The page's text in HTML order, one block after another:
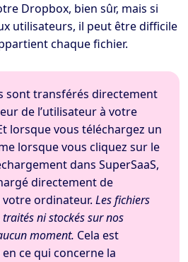
Dropbox, bien sûr, mais si
utilisateurs, il peut être difficile
chaque fichier.
sont transférés directement
de l’utilisateur à votre
lorsque vous téléchargez un
lorsque vous cliquez sur le
dans SuperSaaS,
directement de
votre ordinateur.Les fichiers
ni stockés sur nos
moment. Cela est
ce qui concerne la